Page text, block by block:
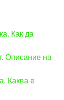
Как да
Описание на
Каква е